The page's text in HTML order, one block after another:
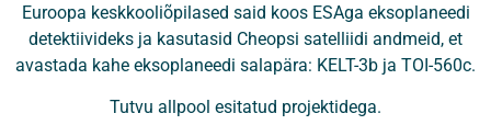
Euroopa keskkooliõpilased said koos ESAga eksoplaneedi
detektiivideks ja kasutasid Cheopsi satelliidi andmeid, et
avastada kahe eksoplaneedi salapära: KELT-3b ja TOI-560c.
Tutvu allpool esitatud projektidega.